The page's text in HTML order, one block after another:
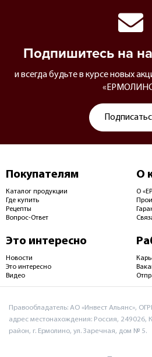
Подпишитесь на
и всегда будьте в курсе новых
Покупателям
Каталог продукции
Где купить
Рецепты
Вопрос-Ответ
О
О
Это интересно
Новости
Это интересно
Видео
Правообладатель: АО «Инвест Альянс»,
адрес местонахождения: Россия, 249026,
район, г. Ермолино, ул. Заречная, дом № 5.